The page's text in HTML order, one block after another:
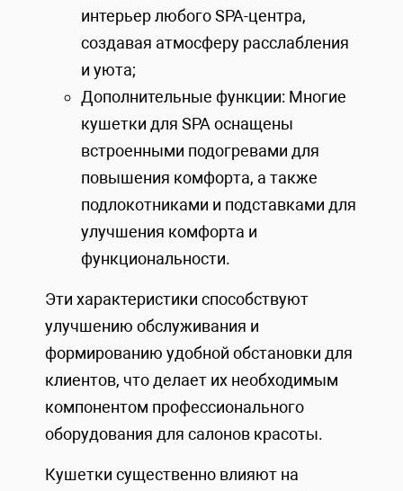
интерьер любого SPA-центра,
создавая атмосферу расслабления
и уюта;
Дополнительные функции: Многие
кушетки для SPA оснащены
встроенными подогревами для
повышения комфорта, а также
подлокотниками и подставками для
улучшения комфорта и
функциональности.
Эти характеристики способствуют
улучшению обслуживания и
формированию удобной обстановки для
клиентов, что делает их необходимым
компонентом профессионального
оборудования для салонов красоты.
Кушетки существенно влияют на